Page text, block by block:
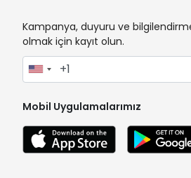
Kampanya, duyuru ve
olmak için kayıt olun.
Mobil Uygulamalarımız